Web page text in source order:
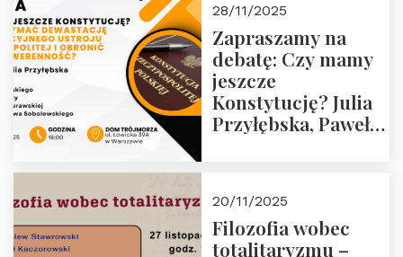
28/11/2025
Zapraszamy na
debatę: Czy mamy
jeszcze
Konstytucję? Julia
Przyłębska, Paweł
Przemysław
Sobolewski – 4
20/11/2025
Filozofia wobec
totalitaryzmu –